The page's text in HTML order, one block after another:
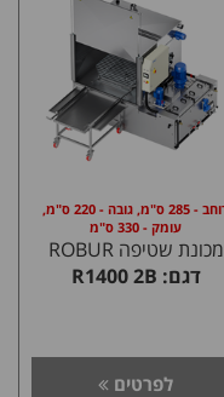
רוחב - 285 ס"מ, גובה - 220 ס"מ,
עומק - 330 ס"מ
מכונת שטיפה ROBUR
דגם: R1400 2B
לפרטים